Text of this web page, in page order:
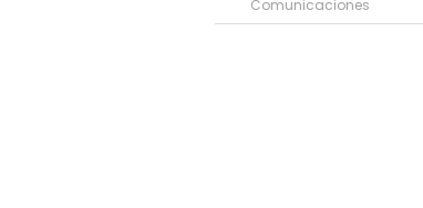
Comunicaciones